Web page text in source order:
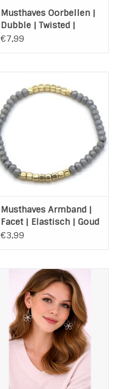
Musthaves Oorbellen |
Dubble | Twisted |
Stainless Steel | Zilver
€7,99
Musthaves Armband |
Facet | Elastisch | Goud
| Grijs
€3,99